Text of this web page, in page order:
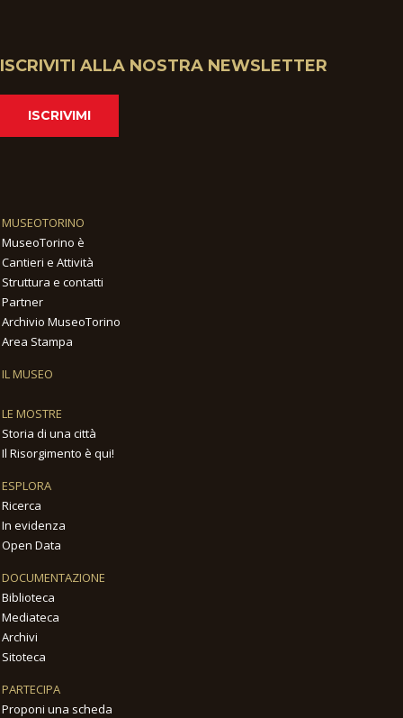
ISCRIVITI ALLA NOSTRA NEWSLETTER
ISCRIVIMI
MUSEOTORINO
MuseoTorino è
Cantieri e Attività
Struttura e contatti
Partner
Archivio MuseoTorino
Area Stampa
IL MUSEO
LE MOSTRE
Storia di una città
Il Risorgimento è qui!
ESPLORA
Ricerca
In evidenza
Open Data
DOCUMENTAZIONE
Biblioteca
Mediateca
Archivi
Sitoteca
PARTECIPA
Proponi una scheda